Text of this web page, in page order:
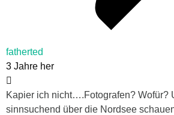
fatherted
3 Jahre her
Kapier ich nicht….Fotografen? Wofür?
sinnsuchend über die Nordsee